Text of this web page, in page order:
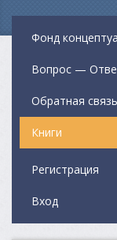
Фонд
Вопрос —
Обратная связь
Книги
Регистрация
Вход